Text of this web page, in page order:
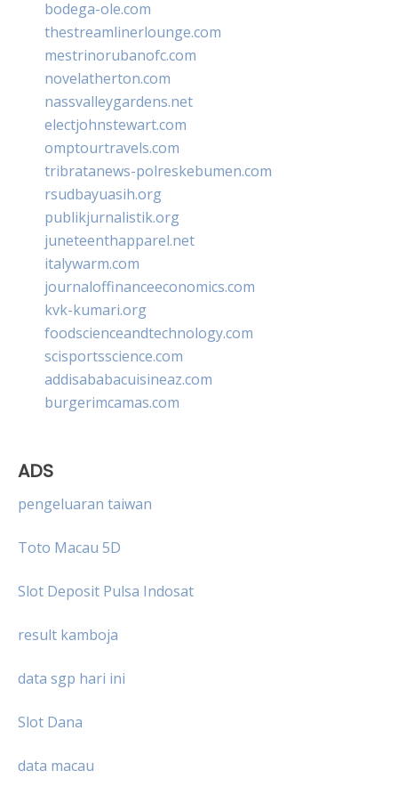
bodega-ole.com
thestreamlinerlounge.com
mestrinorubanofc.com
novelatherton.com
nassvalleygardens.net
electjohnstewart.com
omptourtravels.com
tribratanews-polreskebumen.com
rsudbayuasih.org
publikjurnalistik.org
juneteenthapparel.net
italywarm.com
journaloffinanceeconomics.com
kvk-kumari.org
foodscienceandtechnology.com
scisportsscience.com
addisababacuisineaz.com
burgerimcamas.com
ADS
pengeluaran taiwan
Toto Macau 5D
Slot Deposit Pulsa Indosat
result kamboja
data sgp hari ini
Slot Dana
data macau